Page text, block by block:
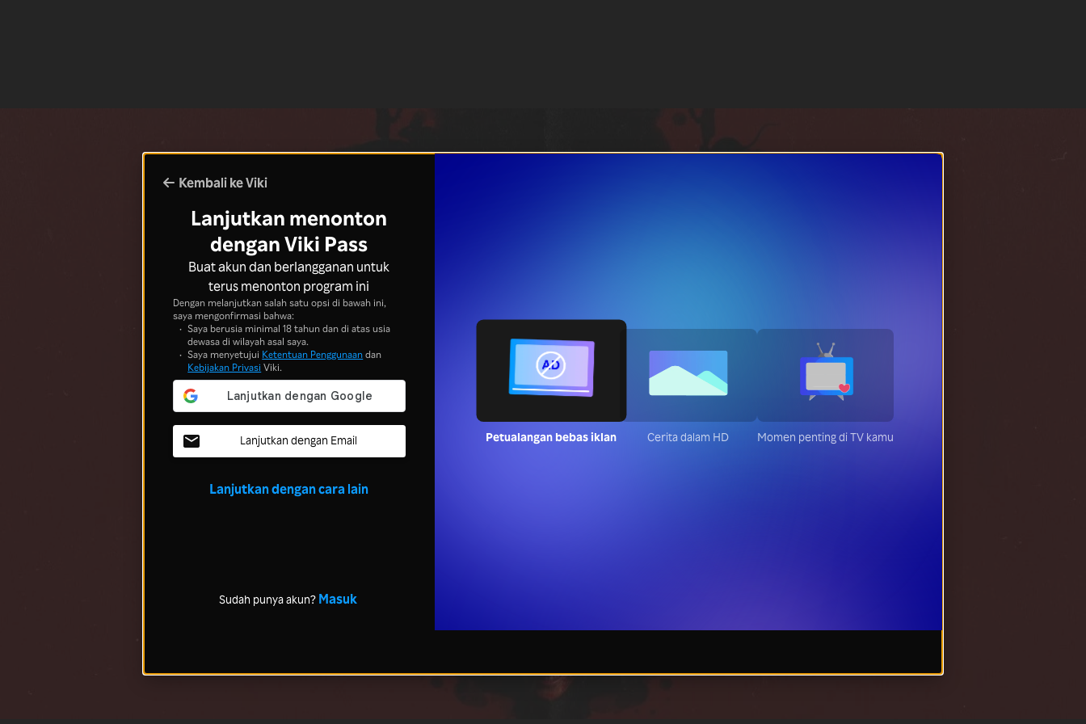
Kembali ke Viki
Lanjutkan menonton
dengan Viki Pass
Buat akun dan berlangganan untuk
terus menonton program ini
Dengan melanjutkan salah satu opsi di bawah ini,
saya mengonfirmasi bahwa:
Saya berusia minimal 18 tahun dan di atas usia
dewasa di wilayah asal saya.
Saya menyetujui Ketentuan Penggunaandan
Kebijakan Privasi Viki.
Lanjutkan dengan Email
Lanjutkan dengan cara lain
Sudah punya akun? Masuk
Petualangan bebas iklan Cerita dalam HD Momen penting di TV kamu